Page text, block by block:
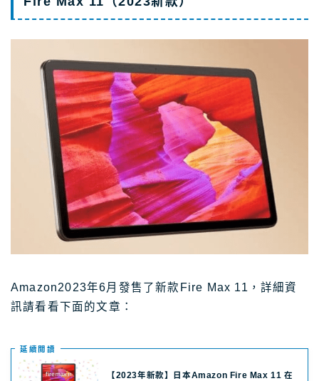
Amazon2023年6月發售了新款Fire Max 11，詳細資
訊請看看下面的文章：
延續閲讀
【2023年新款】日本Amazon Fire Max 11 在